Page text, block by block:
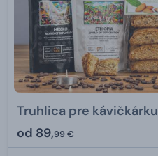
Truhlica pre kávičkárku
od 89,99 €